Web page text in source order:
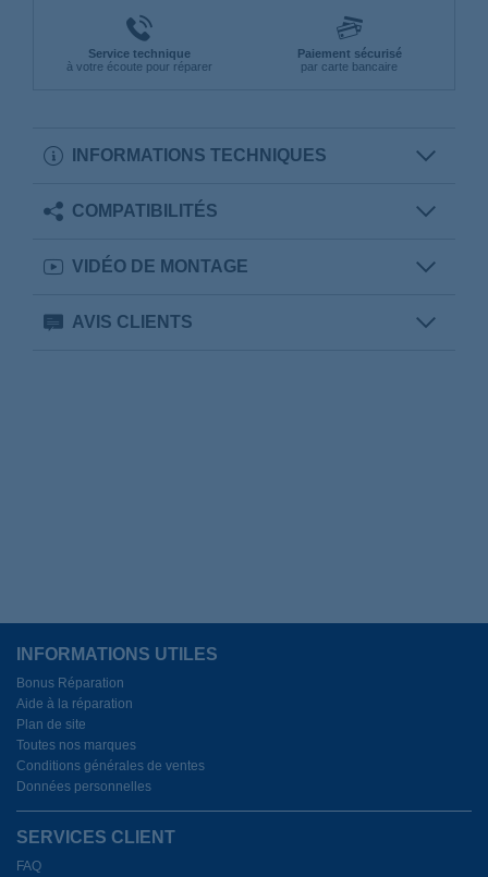
Service technique
à votre écoute pour réparer
Paiement sécurisé
par carte bancaire
INFORMATIONS TECHNIQUES
COMPATIBILITÉS
VIDÉO DE MONTAGE
AVIS CLIENTS
INFORMATIONS UTILES
Bonus Réparation
Aide à la réparation
Plan de site
Toutes nos marques
Conditions générales de ventes
Données personnelles
SERVICES CLIENT
FAQ